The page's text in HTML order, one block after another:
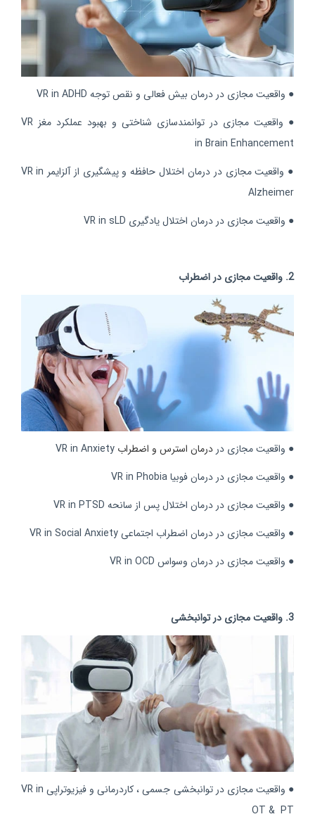
● واقعیت مجازی در درمان بیش فعالی و نقص توجه VR in ADHD
● واقعیت مجازی در توانمندسازی شناختی و بهبود عملکرد مغز VR
in Brain Enhancement
● واقعیت مجازی در درمان اختلال حافظه و پیشگیری از آلزایمر VR in
Alzheimer
● واقعیت مجازی در درمان اختلال یادگیری VR in sLD
2. واقعیت مجازی در اضطراب
● واقعیت مجازی در درمان استرس و اضطراب
● واقعیت مجازی در درمان فوبیا VR in Phobia
● واقعیت مجازی در درمان اختلال پس از سانحه VR in PTSD
● واقعیت مجازی در درمان اضطراب اجتماعی VR in Social Anxiety
● واقعیت مجازی در درمان وسواس VR in OCD
3. واقعیت مجازی در توانبخشی
● واقعیت مجازی در توانبخشی جسمی ، کاردرمانی و فیزیوتراپی VR in
OT & PT